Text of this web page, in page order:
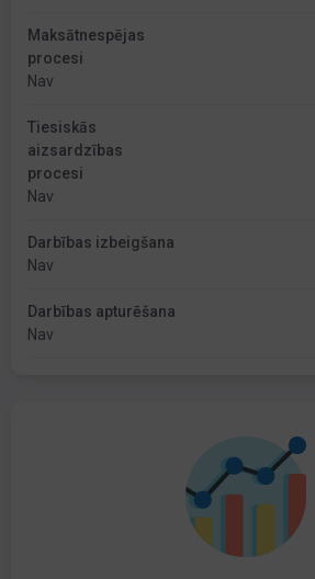
Maksātnespējas
procesi
Nav
Tiesiskās
aizsardzības
procesi
Nav
Darbības izbeigšana
Nav
Darbības apturēšana
Nav